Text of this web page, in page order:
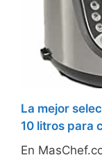
La mejor
10 litros para
En